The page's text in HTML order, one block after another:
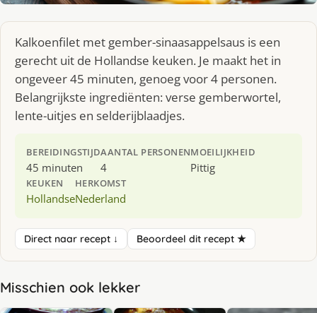
Kalkoenfilet met gember-sinaasappelsaus is een
gerecht uit de Hollandse keuken. Je maakt het in
ongeveer 45 minuten, genoeg voor 4 personen.
Belangrijkste ingrediënten: verse gemberwortel,
lente-uitjes en selderijblaadjes.
BEREIDINGSTIJD
45 minuten
AANTAL PERSONEN
4
MOEILIJKHEID
Pittig
KEUKEN
Hollandse
HERKOMST
Nederland
Direct naar recept ↓ Beoordeel dit recept ★
Misschien ook lekker